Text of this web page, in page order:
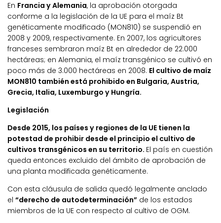
En Francia y Alemania, la aprobación otorgada
conforme a la legislación de la UE para el maíz Bt
genéticamente modificado (MON810) se suspendió en
2008 y 2009, respectivamente. En 2007, los agricultores
franceses sembraron maíz Bt en alrededor de 22.000
hectáreas; en Alemania, el maíz transgénico se cultivó en
poco más de 3.000 hectáreas en 2008. El cultivo de maíz
MON810 también está prohibido en Bulgaria, Austria,
Grecia, Italia, Luxemburgo y Hungría.
Legislación
Desde 2015, los países y regiones de la UE tienen la
potestad de prohibir desde el principio el cultivo de
cultivos transgénicos en su territorio. El país en cuestión
queda entonces excluido del ámbito de aprobación de
una planta modificada genéticamente.
Con esta cláusula de salida quedó legalmente anclado
el “derecho de autodeterminación” de los estados
miembros de la UE con respecto al cultivo de OGM.